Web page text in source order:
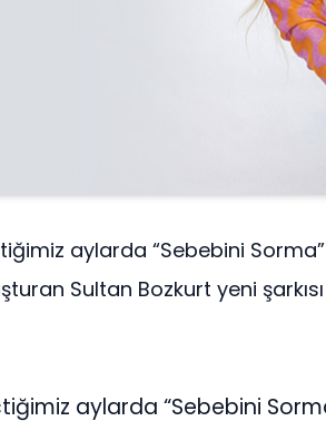
aylarda “Sebebini
Sultan Bozkurt yeni
aylarda “Sebebini